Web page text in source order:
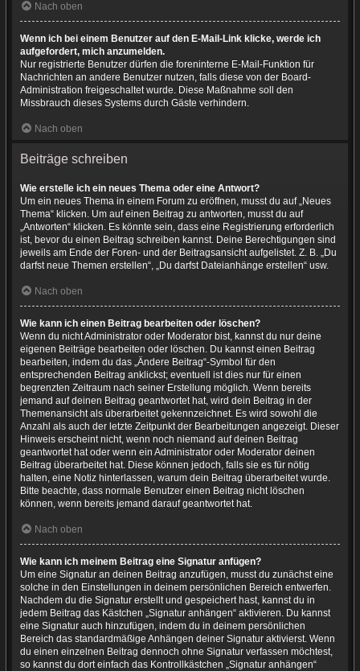
Nach oben
Wenn ich bei einem Benutzer auf den E-Mail-Link klicke, werde ich
aufgefordert, mich anzumelden.
Nur registrierte Benutzer dürfen die foreninterne E-Mail-Funktion für
Nachrichten an andere Benutzer nutzen, falls diese von der Board-
Administration freigeschaltet wurde. Diese Maßnahme soll den
Missbrauch dieses Systems durch Gäste verhindern.
Nach oben
Beiträge schreiben
Wie erstelle ich ein neues Thema oder eine Antwort?
Um ein neues Thema in einem Forum zu eröffnen, musst du auf „Neues
Thema“ klicken. Um auf einen Beitrag zu antworten, musst du auf
„Antworten“ klicken. Es könnte sein, dass eine Registrierung erforderlich
ist, bevor du einen Beitrag schreiben kannst. Deine Berechtigungen sind
jeweils am Ende der Foren- und der Beitragsansicht aufgelistet. Z. B. „Du
darfst neue Themen erstellen“, „Du darfst Dateianhänge erstellen“ usw.
Nach oben
Wie kann ich einen Beitrag bearbeiten oder löschen?
Wenn du nicht Administrator oder Moderator bist, kannst du nur deine
eigenen Beiträge bearbeiten oder löschen. Du kannst einen Beitrag
bearbeiten, indem du das „Ändere Beitrag“-Symbol für den
entsprechenden Beitrag anklickst; eventuell ist dies nur für einen
begrenzten Zeitraum nach seiner Erstellung möglich. Wenn bereits
jemand auf deinen Beitrag geantwortet hat, wird dein Beitrag in der
Themenansicht als überarbeitet gekennzeichnet. Es wird sowohl die
Anzahl als auch der letzte Zeitpunkt der Bearbeitungen angezeigt. Dieser
Hinweis erscheint nicht, wenn noch niemand auf deinen Beitrag
geantwortet hat oder wenn ein Administrator oder Moderator deinen
Beitrag überarbeitet hat. Diese können jedoch, falls sie es für nötig
halten, eine Notiz hinterlassen, warum dein Beitrag überarbeitet wurde.
Bitte beachte, dass normale Benutzer einen Beitrag nicht löschen
können, wenn bereits jemand darauf geantwortet hat.
Nach oben
Wie kann ich meinem Beitrag eine Signatur anfügen?
Um eine Signatur an deinen Beitrag anzufügen, musst du zunächst eine
solche in den Einstellungen in deinem persönlichen Bereich entwerfen.
Nachdem du die Signatur erstellt und gespeichert hast, kannst du in
jedem Beitrag das Kästchen „Signatur anhängen“ aktivieren. Du kannst
eine Signatur auch hinzufügen, indem du in deinem persönlichen
Bereich das standardmäßige Anhängen deiner Signatur aktivierst. Wenn
du einen einzelnen Beitrag dennoch ohne Signatur verfassen möchtest,
so kannst du dort einfach das Kontrollkästchen „Signatur anhängen“